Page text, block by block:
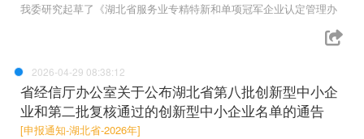
我委研究起草了《湖北省服务业专精特新和单项冠军企业认定管理办
2026-04-29 08:38:12
省经信厅办公室关于公布湖北省第八批创新型中小企
业和第二批复核通过的创新型中小企业名单的通告
[申报通知-湖北省-2026年]